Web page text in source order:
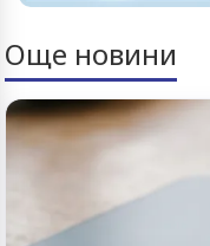
Още новини